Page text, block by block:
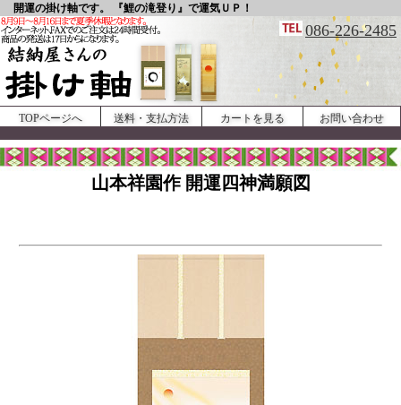
開運の掛け軸です。 『鯉の滝登り』で運気ＵＰ！
086-226-2485
TOPページへ 送料・支払方法 カートを見る お問い合わせ
山本祥園作 開運四神満願図